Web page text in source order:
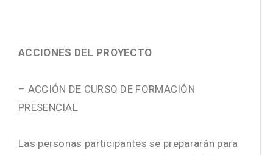
ACCIONES DEL PROYECTO
– ACCIÓN DE CURSO DE FORMACIÓN
PRESENCIAL
Las personas participantes se prepararán para